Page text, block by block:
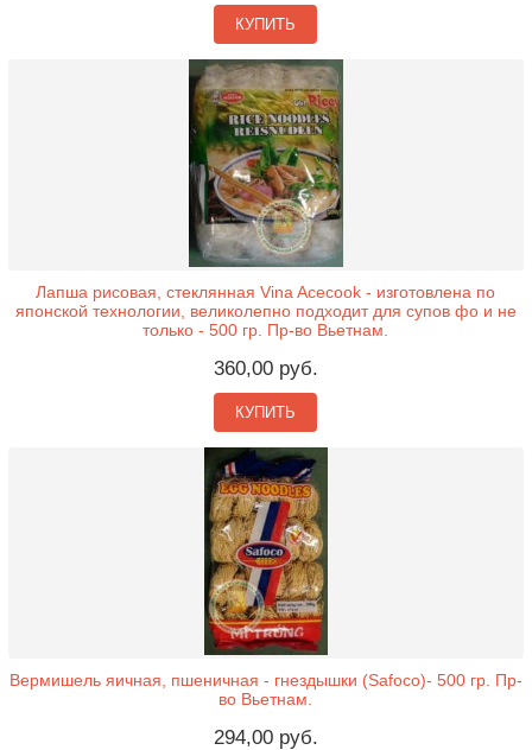
КУПИТЬ
Лапша рисовая, стеклянная Vina Acecook - изготовлена по
японской технологии, великолепно подходит для супов фо и не
только - 500 гр. Пр-во Вьетнам.
360,00 руб.
КУПИТЬ
Вермишель яичная, пшеничная - гнездышки (Safoco)- 500 гр. Пр-
во Вьетнам.
294,00 руб.